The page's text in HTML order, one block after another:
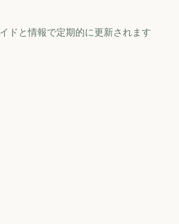
ドと情報で定期的に更新されます